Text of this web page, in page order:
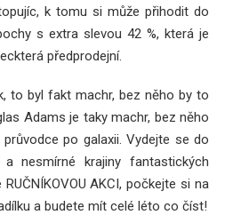
k tomu si může přihodit do
s extra slevou 42 %, která je
předprodejní.
to byl fakt machr, bez něho by to
Adams je taky machr, bez něho
po galaxii. Vydejte se do
nesmírné krajiny fantastických
AKCI, počkejte si na
a budete mít celé léto co číst!